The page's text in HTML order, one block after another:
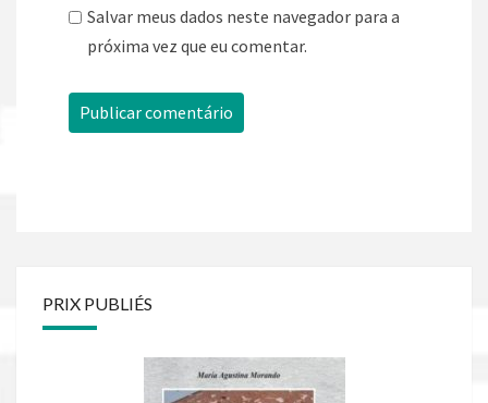
Salvar meus dados neste navegador para a
próxima vez que eu comentar.
PRIX PUBLIÉS